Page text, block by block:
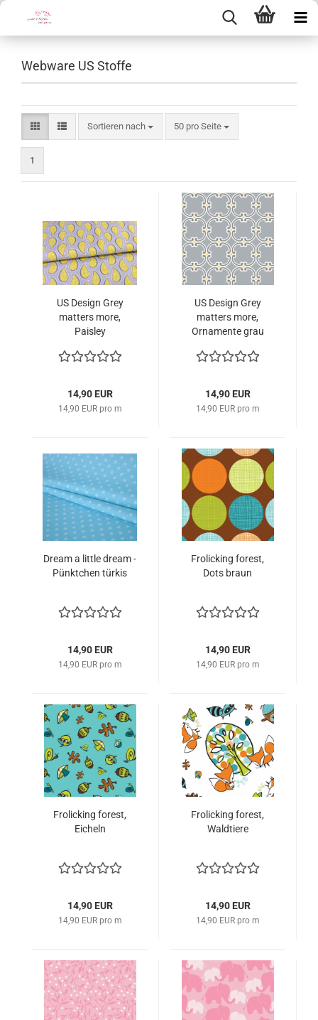
Webware US Stoffe
Sortieren nach
Sortieren nach 50 pro Seite
pro Seite
1
US Design Grey
matters more,
Paisley
14,90 EUR
14,90 EUR pro m
US Design Grey
matters more,
Ornamente grau
14,90 EUR
14,90 EUR pro m
Dream a little dream -
Pünktchen türkis
14,90 EUR
14,90 EUR pro m
Frolicking forest,
Dots braun
14,90 EUR
14,90 EUR pro m
Frolicking forest,
Eicheln
14,90 EUR
14,90 EUR pro m
Frolicking forest,
Waldtiere
14,90 EUR
14,90 EUR pro m